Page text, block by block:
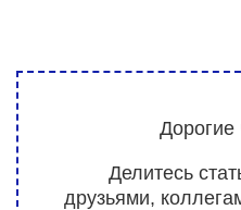
Дорогие
Делитесь
друзьями,